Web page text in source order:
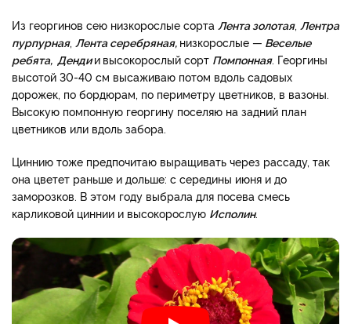
Из георгинов сею низкорослые сорта Лента золотая, Лентра
пурпурная, Лента серебряная, низкорослые — Веселые
ребята, Дендии высокорослый сорт Помпонная. Георгины
высотой 30-40 см высаживаю потом вдоль садовых
дорожек, по бордюрам, по периметру цветников, в вазоны.
Высокую помпонную георгину поселяю на задний план
цветников или вдоль забора.
Циннию тоже предпочитаю выращивать через рассаду, так
она цветет раньше и дольше: с середины июня и до
заморозков. В этом году выбрала для посева смесь
карликовой циннии и высокорослую Исполин.